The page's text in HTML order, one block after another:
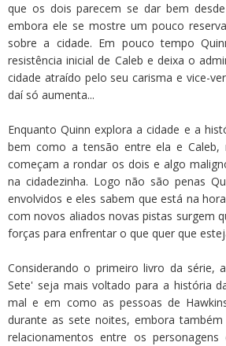
que os dois parecem se dar bem
embora ele se mostre um pouco
sobre a cidade. Em pouco tempo
resistência inicial de Caleb e deixa o
cidade atraído pelo seu carisma e vice-
daí só aumenta...
Enquanto Quinn explora a cidade e a
bem como a tensão entre ela e Caleb,
começam a rondar os dois e algo
na cidadezinha. Logo não são penas
envolvidos e eles sabem que está na
com novos aliados novas pistas surgem
forças para enfrentar o que quer que
Considerando o primeiro livro da série,
Sete' seja mais voltado para a história
mal e em como as pessoas de
durante as sete noites, embora
relacionamentos entre os